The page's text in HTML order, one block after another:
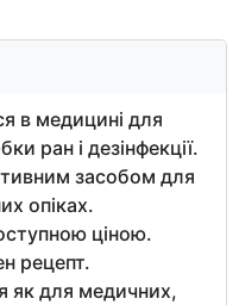
в медицині для
ран і дезінфекції.
засобом для
опіках.
ціною.
рецепт.
як для медичних,